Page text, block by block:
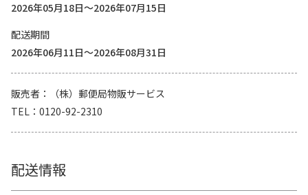
2026年05月18日～2026年07月15日
配送期間
2026年06月11日～2026年08月31日
販売者
（株）郵便局物販サービス
TEL
0120-92-2310
配送情報